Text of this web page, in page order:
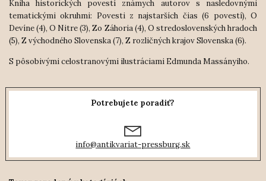
Kniha historických povestí známych autorov s nasledovnými
tematickými okruhmi: Povesti z najstarších čias (6 povestí), O
Devíne (4), O Nitre (3), Zo Záhoria (4), O stredoslovenských hradoch
(5), Z východného Slovenska (7), Z rozličných krajov Slovenska (6).
S pôsobivými celostranovými ilustráciami Edmunda Massányiho.
Potrebujete poradiť?
info@antikvariat-pressburg.sk